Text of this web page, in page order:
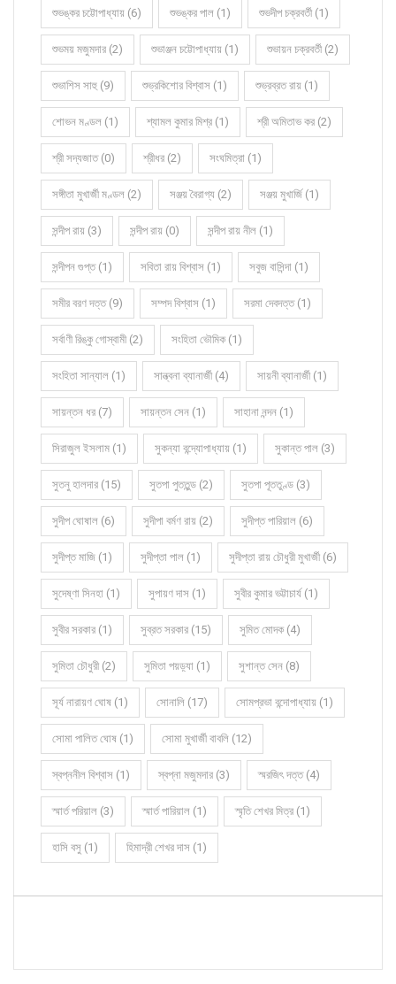
শুভঙ্কর চট্টোপাধ্যায় (6) শুভঙ্কর পাল (1) শুভদীপ চক্রবর্তী (1)
শুভময় মজুমদার (2) শুভাঞ্জন চট্টোপাধ্যায় (1) শুভায়ন চক্রবর্তী (2)
শুভাশিস সাহু (9) শুভ্রকিশোর বিশ্বাস (1) শুভ্রব্রত রায় (1)
শোভন মণ্ডল (1) শ্যামল কুমার মিশ্র (1) শ্রী অমিতাভ কর (2)
শ্রী সদ্যজাত (0) শ্রীধর (2) সংঘমিত্রা (1)
সঙ্গীতা মুখার্জী মণ্ডল (2) সঞ্জয় বৈরাগ্য (2) সঞ্জয় মুখার্জি (1)
সন্দীপ রায় (3) সন্দীপ রায় (0) সন্দীপ রায় নীল (1)
সন্দীপন গুপ্ত (1) সবিতা রায় বিশ্বাস (1) সবুজ বাসিন্দা (1)
সমীর বরণ দত্ত (9) সম্পদ বিশ্বাস (1) সরমা দেবদত্ত (1)
সর্বাণী রিঙ্কু গোস্বামী (2) সংহিতা ভৌমিক (1)
সংহিতা সান্যাল (1) সান্ত্বনা ব্যানার্জী (4) সায়নী ব্যানার্জী (1)
সায়ন্তন ধর (7) সায়ন্তন সেন (1) সাহানা নন্দন (1)
সিরাজুল ইসলাম (1) সুকন্যা বন্দ্যোপাধ্যায় (1) সুকান্ত পাল (3)
সুতনু হালদার (15) সুতপা পুততুন্ড (2) সুতপা পূততুণ্ড (3)
সুদীপ ঘোষাল (6) সুদীপা বর্মণ রায় (2) সুদীপ্ত পারিয়াল (6)
সুদীপ্ত মাজি (1) সুদীপ্তা পাল (1) সুদীপ্তা রায় চৌধুরী মুখার্জী (6)
সুদেষ্ণা সিনহা (1) সুপায়ণ দাস (1) সুবীর কুমার ভট্টাচার্য (1)
সুবীর সরকার (1) সুব্রত সরকার (15) সুমিত মোদক (4)
সুমিতা চৌধুরী (2) সুমিতা পয়ড়্যা (1) সুশান্ত সেন (8)
সূর্য নারায়ণ ঘোষ (1) সোনালি (17) সোমপ্রভা বন্দোপাধ্যায় (1)
সোমা পালিত ঘোষ (1) সোমা মুখার্জী বাবলি (12)
স্বপ্ননীল বিশ্বাস (1) স্বপ্না মজুমদার (3) স্মরজিৎ দত্ত (4)
স্মার্ত পরিয়াল (3) স্মার্ত পারিয়াল (1) স্মৃতি শেখর মিত্র (1)
হাসি বসু (1) হিমাদ্রী শেখর দাস (1)